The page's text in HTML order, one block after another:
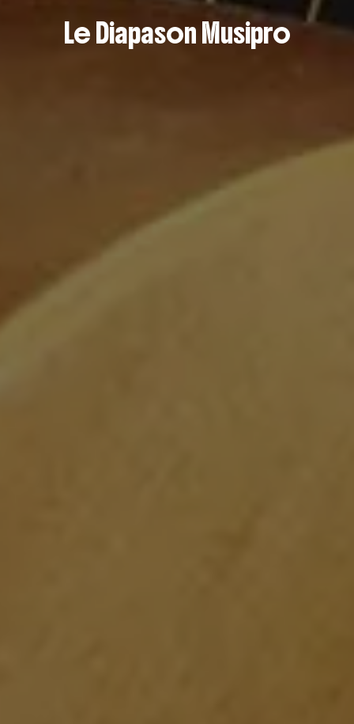
Le Diapason Musipro